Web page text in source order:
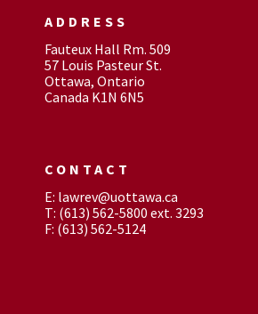
ADDRESS
Fauteux Hall Rm. 509
57 Louis Pasteur St.
Ottawa, Ontario
Canada K1N 6N5
CONTACT
E: lawrev@uottawa.ca
T: (613) 562-5800 ext. 3293
F: (613) 562-5124